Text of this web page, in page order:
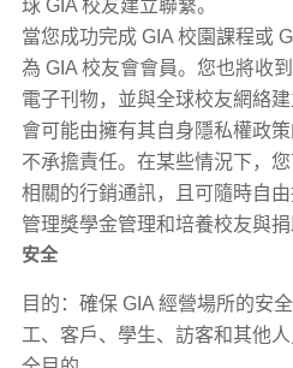
球 GIA 校友建立聯繫。
當您成功完成 GIA 校園課程或
為 GIA 校友會會員。您也將收
電子刊物，並與全球校友網絡
會可能由擁有其自身隱私權政
不承擔責任。在某些情況下，
相關的行銷通訊，且可隨時自由
管理獎學金管理和培養校友與
安全
目的：確保 GIA 經營場所的安
工、客戶、學生、訪客和其他